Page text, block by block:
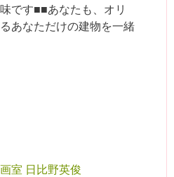
です■■あなたも、オリ
あなただけの建物を一緒
室 日比野英俊